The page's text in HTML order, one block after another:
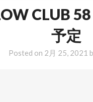
CLUB
予定
Posted on 2月 25, 2021